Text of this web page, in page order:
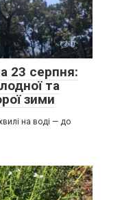
0
23 серпня:
та
зими
на воді — до